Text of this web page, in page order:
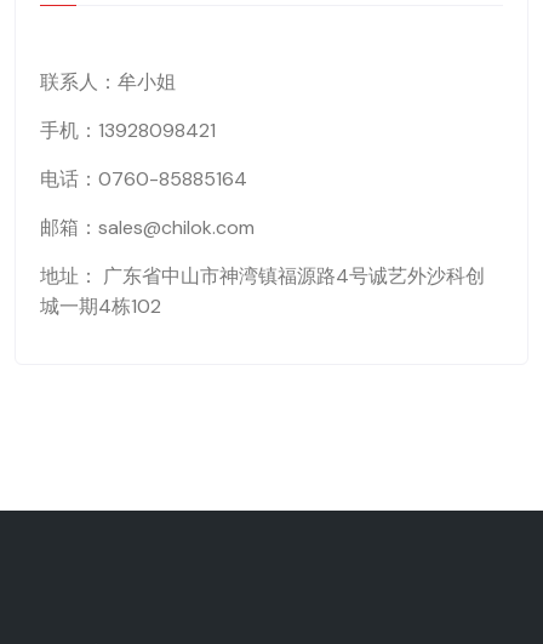
联系人：牟小姐
手机：13928098421
电话：0760-85885164
邮箱：sales@chilok.com
地址： 广东省中山市神湾镇福源路4号诚艺外沙科创
城一期4栋102